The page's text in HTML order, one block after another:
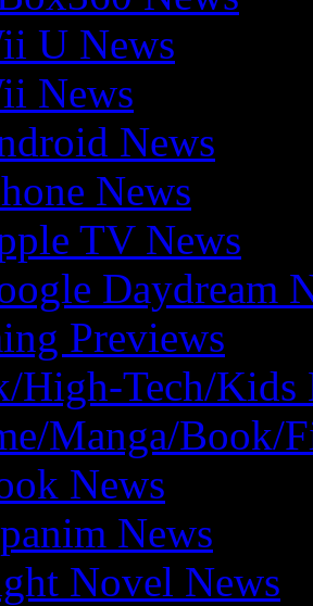
U News
News
News
News
TV News
Daydream
Previews
High-Tech/Kids
Manga/Book/
News
News
Novel News